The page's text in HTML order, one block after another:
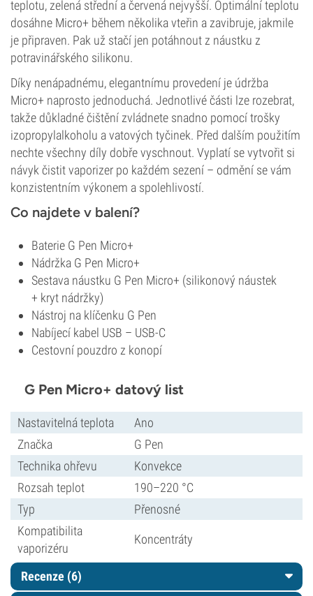
teplotu, zelená střední a červená nejvyšší. Optimální teplotu
dosáhne Micro+ během několika vteřin a zavibruje, jakmile
je připraven. Pak už stačí jen potáhnout z náustku z
potravinářského silikonu.
Díky nenápadnému, elegantnímu provedení je údržba
Micro+ naprosto jednoduchá. Jednotlivé části lze rozebrat,
takže důkladné čištění zvládnete snadno pomocí trošky
izopropylalkoholu a vatových tyčinek. Před dalším použitím
nechte všechny díly dobře vyschnout. Vyplatí se vytvořit si
návyk čistit vaporizer po každém sezení – odmění se vám
konzistentním výkonem a spolehlivostí.
Co najdete v balení?
Baterie G Pen Micro+
Nádržka G Pen Micro+
Sestava náustku G Pen Micro+ (silikonový náustek
+ kryt nádržky)
Nástroj na klíčenku G Pen
Nabíjecí kabel USB – USB-C
Cestovní pouzdro z konopí
G Pen Micro+ datový list
Nastavitelná teplota
Ano
Značka
G Pen
Technika ohřevu
Konvekce
Rozsah teplot
190–220 °C
Typ
Přenosné
Kompatibilita
vaporizéru
Koncentráty
Recenze (6)